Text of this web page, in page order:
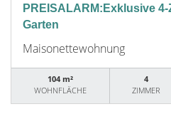
PREISALARM:Exklusive
Garten
Maisonettewohnung
104 m²
WOHNFLÄCHE
4
ZIMMER